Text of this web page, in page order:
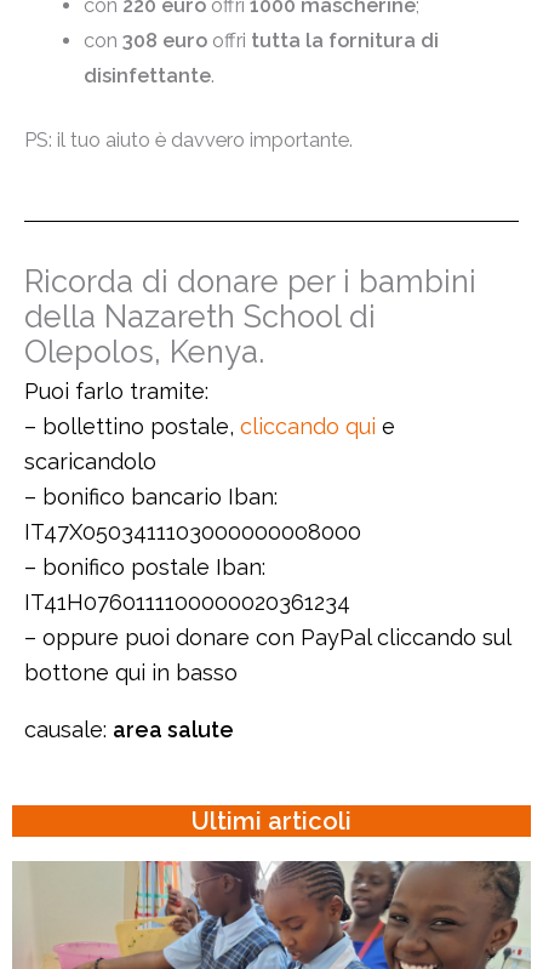
con 220 euro offri1000 mascherine;
con308 euro offri tutta la fornitura di
disinfettante.
PS: il tuo aiuto è davvero importante.
Ricorda di donare per i bambini
della Nazareth School di
Olepolos, Kenya.
Puoi farlo tramite:
– bollettino postale, cliccando qui e
scaricandolo
– bonifico bancario Iban:
IT47X0503411103000000008000
– bonifico postale Iban:
IT41H0760111100000020361234
– oppure puoi donare con PayPal cliccando sul
bottone qui in basso
causale: area salute
Ultimi articoli